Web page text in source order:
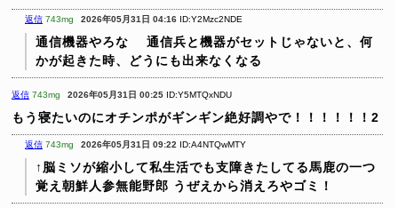
返信 743mg 2026年05月31日 04:16 ID:Y2Mzc2NDE
通信機器やろな
通信兵と機器がセットじゃないと、何
かが起きた時、どうにも出来なくなる
返信 743mg 2026年05月31日 00:25 ID:Y5MTQxNDU
もう寝たいのにオチンポがギンギン絶好調やで！！！！！！2
返信 743mg 2026年05月31日 09:22 ID:A4NTQwMTY
↑脳ミソが縮小して私生活でも支障きたしてる馬鹿の一つ
覚え朝鮮人参無能野郎 うぜえから消えろやゴミ！